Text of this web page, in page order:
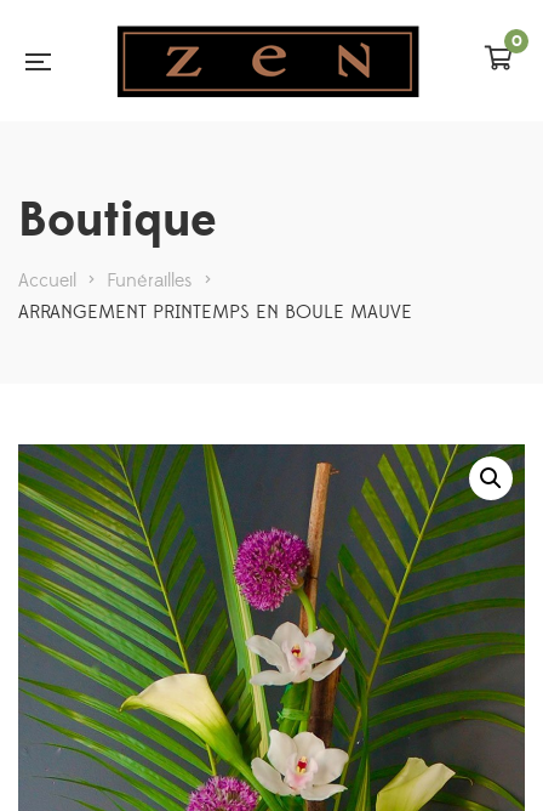
0
Boutique
Accueil > Funérailles >
ARRANGEMENT PRINTEMPS EN BOULE MAUVE